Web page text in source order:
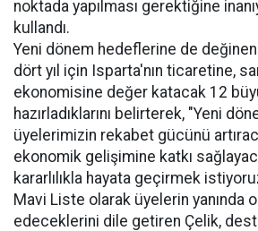
noktada yapılması gerektiğine
kullandı.
Yeni dönem hedeflerine de
dört yıl için Isparta'nın ticaretine,
ekonomisine değer katacak 12
hazırladıklarını belirterek, "Yeni
üyelerimizin rekabet gücünü
ekonomik gelişimine katkı
kararlılıkla hayata geçirmek
Mavi Liste olarak üyelerin yanında
edeceklerini dile getiren Çelik,